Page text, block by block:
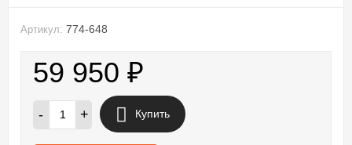
Артикул: 774-648
59 950 ₽
- + Купить